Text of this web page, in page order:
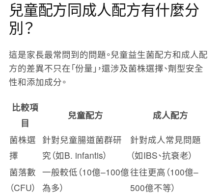
兒童配方同成人配方有什麼分
別？
這是家長最常問到的問題。兒童益生菌配方和成人配
方的差異不只在「份量」，還涉及菌株選擇、劑型安全
性和添加成分。
比較項
目
兒童配方
成人配方
菌株選
擇
針對兒童腸道菌群研
究（如B. infantis）
針對成人常見問題
（如IBS、抗衰老）
菌落數
（CFU）
一般較低（10億–100億
為多）
往往更高（100億–
500億不等）